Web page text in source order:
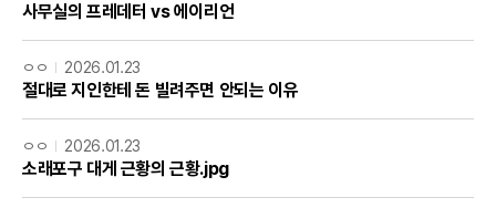
사무실의 프레데터 vs 에이리언
ㅇㅇ 2026.01.23
절대로 지인한테 돈 빌려주면 안되는 이유
ㅇㅇ 2026.01.23
소래포구 대게 근황의 근황.jpg